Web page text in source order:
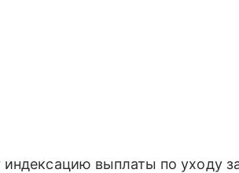
выплаты по уходу